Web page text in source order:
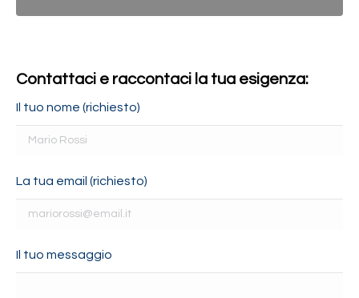
Contattaci e raccontaci la tua esigenza:
Il tuo nome (richiesto)
La tua email (richiesto)
Il tuo messaggio